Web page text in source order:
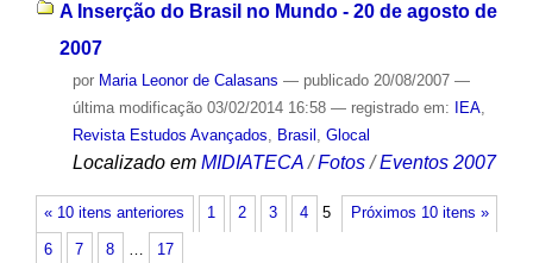
A Inserção do Brasil no Mundo - 20 de agosto de
2007
por Maria Leonor de Calasans — publicado20/08/2007 —
última modificação03/02/2014 16:58 — registrado em: IEA,
Revista Estudos Avançados, Brasil , Glocal
Localizado em MIDIATECA /Fotos /Eventos 2007
« 10 itens anteriores Próximos 10 itens »
1 2 3 4 5
6 7 8 … 17